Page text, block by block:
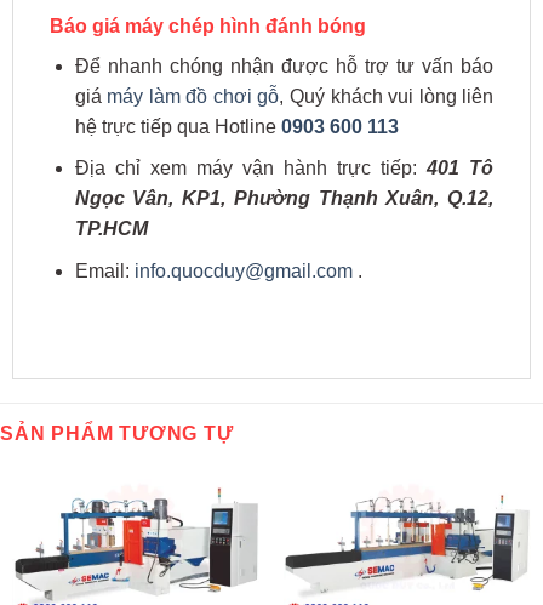
Báo giá máy chép hình đánh bóng
Để nhanh chóng nhận được hỗ trợ tư vấn báo
giá máy làm đồ chơi gỗ, Quý khách vui lòng liên
hệ trực tiếp qua Hotline 0903 600 113
Địa chỉ xem máy vận hành trực tiếp:401 Tô
Ngọc Vân, KP1, Phường Thạnh Xuân, Q.12,
TP.HCM
Email: info.quocduy@gmail.com.
SẢN PHẨM TƯƠNG TỰ